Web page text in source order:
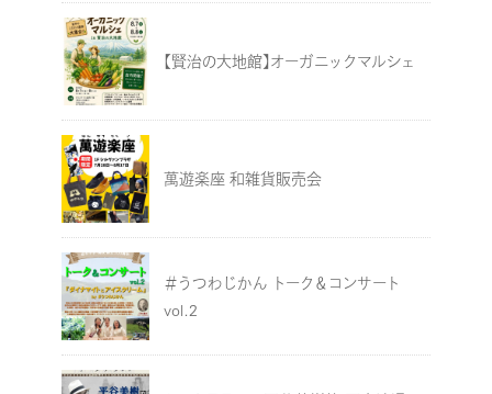
【賢治の大地館】オーガニックマルシェ
萬遊楽座 和雑貨販売会
＃うつわじかん トーク＆コンサート
vol.2